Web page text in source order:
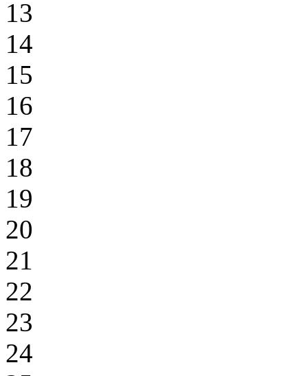
13
14
15
16
17
18
19
20
21
22
23
24